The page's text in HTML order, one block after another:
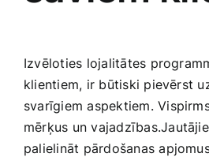
Izvēloties lojalitātes
klientiem, ir būtiski pievērst
svarīgiem aspektiem.
mērķus un
palielināt pārdošanas